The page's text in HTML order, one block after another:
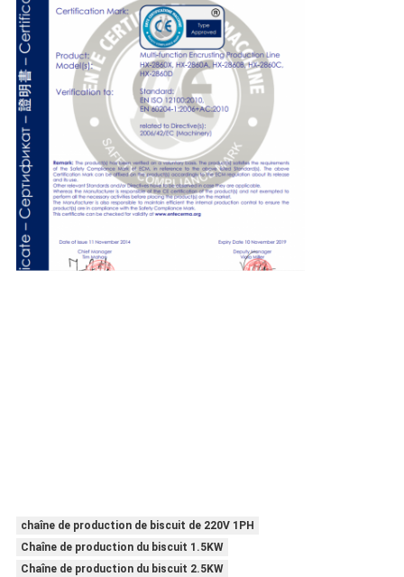
chaîne de production de biscuit de 220V 1PH
Chaîne de production du biscuit 1.5KW
Chaîne de production du biscuit 2.5KW